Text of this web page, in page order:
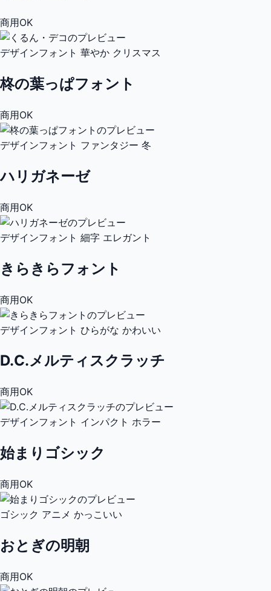
商用OK
デザインフォント 華やか クリスマス
柊の葉っぱフォント
商用OK
デザインフォント ファンタジー 冬
ハリガネーゼ
商用OK
デザインフォント 細字 エレガント
きらきらフォント
商用OK
デザインフォント ひらがな かわいい
D.C.メルティスクラッチ
商用OK
デザインフォント インパクト ホラー
始まりゴシック
商用OK
ゴシック アニメ かっこいい
おとぎの明朝
商用OK